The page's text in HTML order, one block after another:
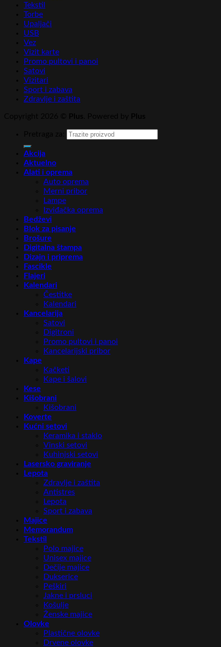
Tekstil
Torbe
Upaljači
USB
Vez
Vizit karte
Promo pultovi i panoi
Satovi
Vizitari
Sport i zabava
Zdravlje i zaštita
Akcija
Aktuelno
Alati i oprema
Auto oprema
Merni pribor
Lampe
Izviđačka oprema
Bedževi
Blok za pisanje
Brošure
Digitalna štampa
Dizajn i priprema
Fascikle
Flajeri
Kalendari
Čestitke
Kalendari
Kancelarija
Satovi
Digitroni
Promo pultovi i panoi
Kancelarijski pribor
Kape
Kačketi
Kape i šalovi
Kese
Kišobrani
Kišobrani
Koverte
Kućni setovi
Keramika i staklo
Vinski setovi
Kuhinjski setovi
Lasersko graviranje
Lepota
Zdravlje i zaštita
Antistres
Lepota
Sport i zabava
Majice
Memorandum
Tekstil
Polo majice
Unisex majice
Dečije majice
Dukserice
Peškiri
Jakne i prsluci
Košulje
Ženske majice
Olovke
Plastične olovke
Drvene olovke